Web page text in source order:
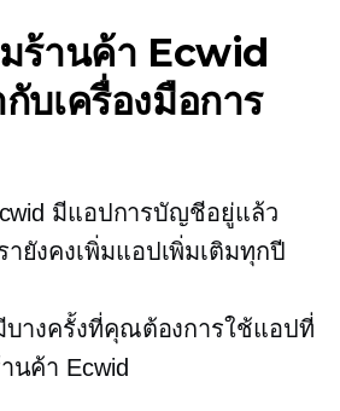
ร้านค้า Ecwid
บเครื่องมือการ
มีแอปการบัญชีอยู่แล้ว
ยังคงเพิ่มแอปเพิ่มเติมทุกปี
บางครั้งที่คุณต้องการใช้แอปที่
นค้า Ecwid